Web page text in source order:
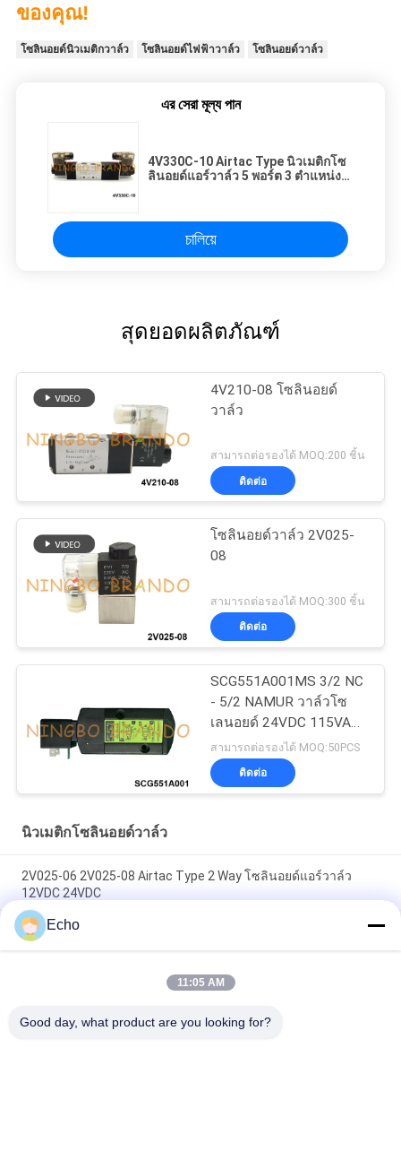
ของคุณ!
โซลินอยด์นิวเมติกวาล์ว โซลินอยด์ไฟฟ้าวาล์ว โซลินอยด์วาล์ว
এর সেরা মূল্য পান
4V330C-10 Airtac Type นิวเมติกโซ
ลินอยด์แอร์วาล์ว 5 พอร์ต 3 ตำแหน่ง
চালিয়ে
สุดยอดผลิตภัณฑ์
4V210-08 โซลินอยด์
วาล์ว
สามารถต่อรองได้ MOQ:200 ชิ้น
ติดต่อ
โซลินอยด์วาล์ว 2V025-
08
สามารถต่อรองได้ MOQ:300 ชิ้น
ติดต่อ
SCG551A001MS 3/2 NC
- 5/2 NAMUR วาล์วโซ
เลนอยด์ 24VDC 115VAC
230VAC
สามารถต่อรองได้ MOQ:50PCS
ติดต่อ
นิวเมติกโซลินอยด์วาล์ว
2V025-06 2V025-08 Airtac Type 2 Way โซลินอยด์แอร์วาล์ว
12VDC 24VDC
Airtac Type 2/2 Way โซลินอยด์แอร์วาล์ว 2V025-06 2V025-08
24V 220V
3V1-06 Airtac Type 3 Way โซลินอยด์แอร์วาล์ว 1/8 '' 12V 24V
Echo
11:05 AM
Good day, what product are you looking for?